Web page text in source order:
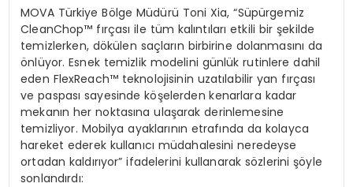
MOVA Türkiye Bölge Müdürü Toni Xia, “Süpürgemiz
CleanChop™ fırçası ile tüm kalıntıları etkili bir şekilde
temizlerken, dökülen saçların birbirine dolanmasını da
önlüyor. Esnek temizlik modelini günlük rutinlere dahil
eden FlexReach™ teknolojisinin uzatılabilir yan fırçası
ve paspası sayesinde köşelerden kenarlara kadar
mekanın her noktasına ulaşarak derinlemesine
temizliyor. Mobilya ayaklarının etrafında da kolayca
hareket ederek kullanıcı müdahalesini neredeyse
ortadan kaldırıyor” ifadelerini kullanarak sözlerini şöyle
sonlandırdı: